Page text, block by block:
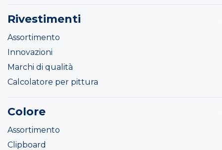
Rivestimenti
Assortimento
Innovazioni
Marchi di qualità
Calcolatore per pittura
Colore
Assortimento
Clipboard